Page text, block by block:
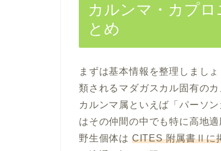
カルンマ・カプ
とめ
まずは基本情報を整理しまし
類されるマダガスカル固有のカ
カルンマ属といえば「パーソ
はその仲間の中でも特に高地適
野生個体は CITES 附属書Ⅱに